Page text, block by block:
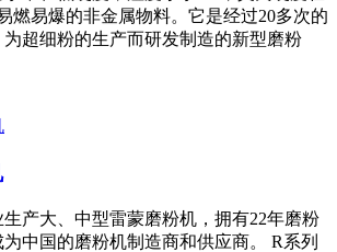
燃易爆的非金属物料。它是经过20多次的
超细粉的生产而研发制造的新型磨粉
产大、中型雷蒙磨粉机，拥有22年磨粉
中国的磨粉机制造商和供应商。 R系列